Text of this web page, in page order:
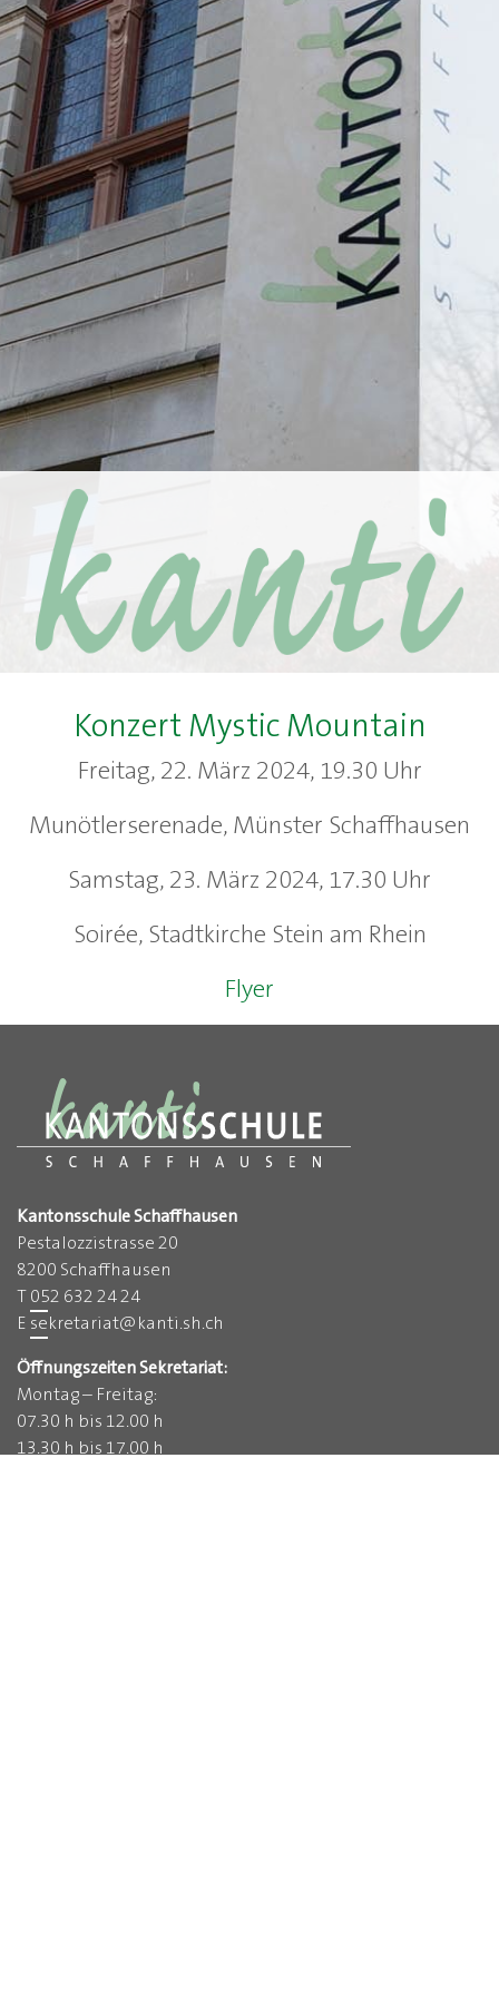
Konzert Mystic Mountain
Freitag, 22. März 2024, 19.30 Uhr
Munötlerserenade, Münster Schaffhausen
Samstag, 23. März 2024, 17.30 Uhr
Soirée, Stadtkirche Stein am Rhein
Flyer
Kantonsschule Schaffhausen
Pestalozzistrasse 20
8200 Schaffhausen
T052 632 24 24
E sekretariat@kanti.sh.ch
Öffnungszeiten Sekretariat:
Montag – Freitag:
07.30 h bis 12.00 h
13.30 h bis 17.00 h